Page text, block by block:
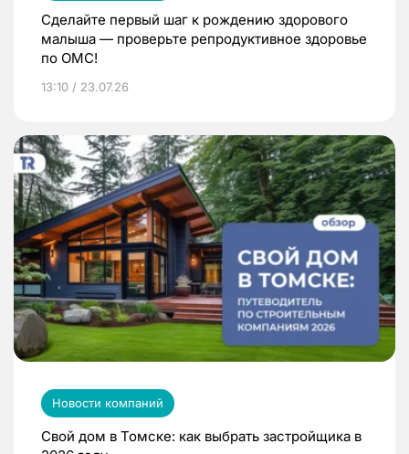
Сделайте первый шаг к рождению здорового
малыша — проверьте репродуктивное здоровье
по ОМС!
13:10 / 23.07.26
Новости компаний
Свой дом в Томске: как выбрать застройщика в